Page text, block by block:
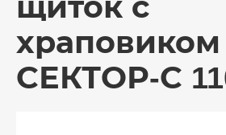
щиток с
СЕКТОР-С